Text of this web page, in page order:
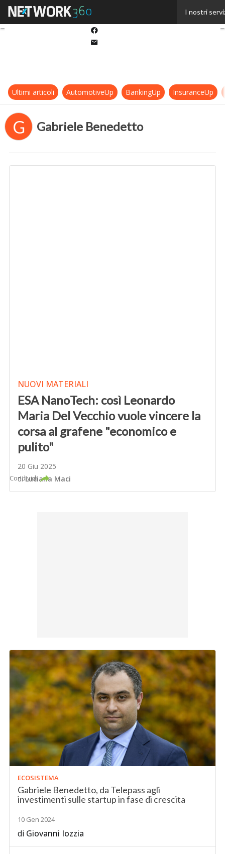
I nostri
Ultimi articoli AutomotiveUp BankingUp InsuranceUp
G Gabriele Benedetto
NUOVI MATERIALI
ESA NanoTech: così Leonardo
Maria Del Vecchio vuole vincere la
corsa al grafene "economico e
pulito"
20 Giu 2025
diLuciana Maci
Condividi
ECOSISTEMA
Gabriele Benedetto, da Telepass agli
investimenti sulle startup in fase di crescita
10 Gen 2024
di Giovanni Iozzia